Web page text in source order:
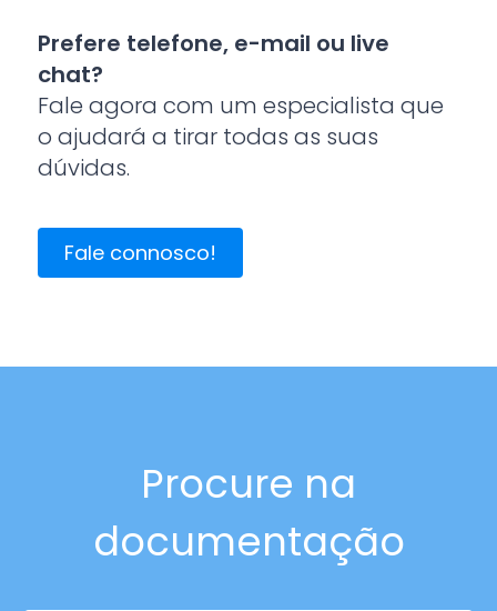
Prefere telefone, e-mail ou live
chat?
Fale agora com um especialista que
o ajudará a tirar todas as suas
dúvidas.
Fale connosco!
Procure na
documentação